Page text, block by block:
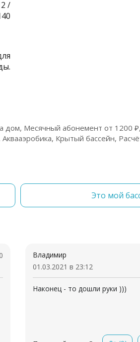
/
дом, Месячный абонемент от 1200
Крытый бассейн,
Это мой
Владимир
01.03.2021 в 23:12
Наконец - то дошли руки )))